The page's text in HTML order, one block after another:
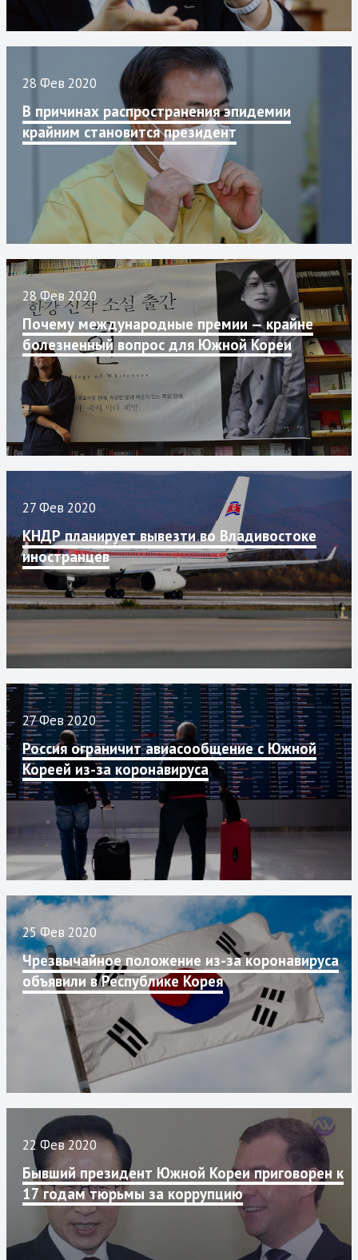
28 Фев 2020
В причинах распространения эпидемии
крайним становится президент
28 Фев 2020
Почему международные премии — крайне
болезненный вопрос для Южной Кореи
27 Фев 2020
КНДР планирует вывезти во Владивостоке
иностранцев
27 Фев 2020
Россия ограничит авиасообщение с Южной
Кореей из-за коронавируса
25 Фев 2020
Чрезвычайное положение из-за коронавируса
объявили в Республике Корея
22 Фев 2020
Бывший президент Южной Кореи приговорен к
17 годам тюрьмы за коррупцию